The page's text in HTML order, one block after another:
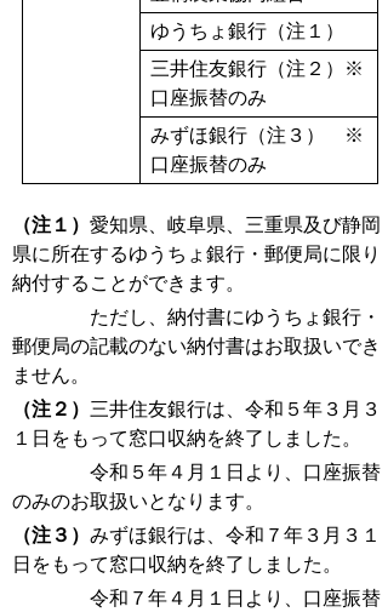
ゆうちょ銀行（注１）
三井住友銀行（注２）※
口座振替のみ
みずほ銀行（注３） ※
口座振替のみ
（注１） 愛知県、岐阜県、三重県及び静岡
県に所在するゆうちょ銀行・郵便局に限り
納付することができます。
ただし、納付書にゆうちょ銀行・
郵便局の記載のない納付書はお取扱いでき
ません。
（注２） 三井住友銀行は、令和５年３月３
１日をもって窓口収納を終了しました。
令和５年４月１日より、口座振替
のみのお取扱いとなります。
（注３） みずほ銀行は、令和７年３月３１
日をもって窓口収納を終了しました。
令和７年４月１日より、口座振替